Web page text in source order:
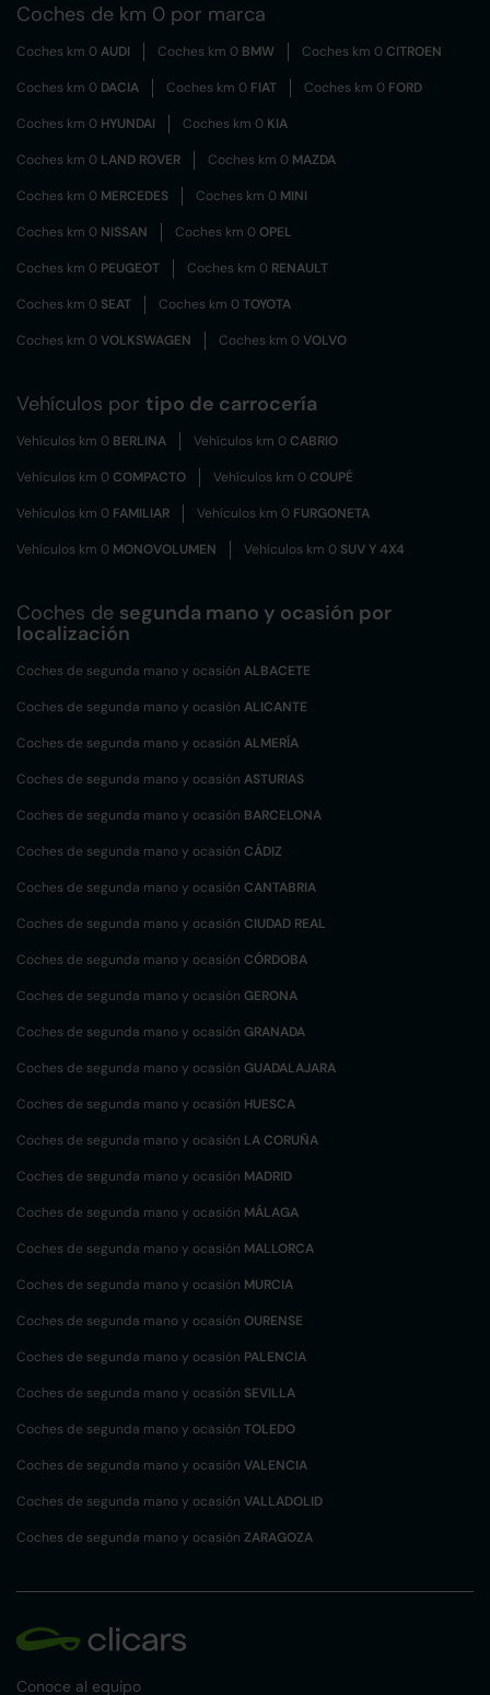
Coches de km 0 por marca
Coches km 0AUDI Coches km 0 BMW Coches km 0CITROEN
Coches km 0 DACIA Coches km 0 FIAT Coches km 0 FORD
Coches km 0 HYUNDAI Coches km 0 KIA
Coches km 0 LAND ROVER Coches km 0 MAZDA
Coches km 0 MERCEDES Coches km 0 MINI
Coches km 0 NISSAN Coches km 0OPEL
Coches km 0 PEUGEOT Coches km 0 RENAULT
Coches km 0 SEAT Coches km 0TOYOTA
Coches km 0VOLKSWAGEN Coches km 0VOLVO
Vehículos por tipo de carrocería
Vehículos km 0 BERLINA Vehículos km 0CABRIO
Vehículos km 0COMPACTO Vehículos km 0COUPÉ
Vehículos km 0 FAMILIAR Vehículos km 0 FURGONETA
Vehículos km 0 MONOVOLUMEN Vehículos km 0 SUV Y 4X4
Coches de segunda mano y ocasión por
localización
Coches de segunda mano y ocasión ALBACETE
Coches de segunda mano y ocasión ALICANTE
Coches de segunda mano y ocasión ALMERÍA
Coches de segunda mano y ocasión ASTURIAS
Coches de segunda mano y ocasión BARCELONA
Coches de segunda mano y ocasión CÁDIZ
Coches de segunda mano y ocasión CANTABRIA
Coches de segunda mano y ocasión CIUDAD REAL
Coches de segunda mano y ocasión CÓRDOBA
Coches de segunda mano y ocasión GERONA
Coches de segunda mano y ocasión GRANADA
Coches de segunda mano y ocasión GUADALAJARA
Coches de segunda mano y ocasión HUESCA
Coches de segunda mano y ocasión LA CORUÑA
Coches de segunda mano y ocasión MADRID
Coches de segunda mano y ocasión MÁLAGA
Coches de segunda mano y ocasión MALLORCA
Coches de segunda mano y ocasión MURCIA
Coches de segunda mano y ocasión OURENSE
Coches de segunda mano y ocasión PALENCIA
Coches de segunda mano y ocasión SEVILLA
Coches de segunda mano y ocasión TOLEDO
Coches de segunda mano y ocasión VALENCIA
Coches de segunda mano y ocasión VALLADOLID
Coches de segunda mano y ocasión ZARAGOZA
Conoce al equipo